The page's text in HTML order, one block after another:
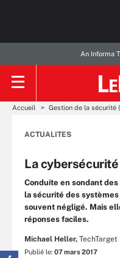
An Informa
Accueil Gestion de la sécurité
ACTUALITES
La
Conduite en sondant
la sécurité des
souvent négligé. Mais
réponses faciles.
Michael Heller, TechTarget
Publié le: 07 mars 2017